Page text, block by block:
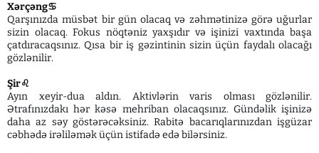
Xərçəng♋️
Qarşınızda müsbət bir gün olacaq və zəhmətinizə görə uğurlar
sizin olacaq. Fokus nöqtəniz yaxşıdır və işinizi vaxtında başa
çatdıracaqsınız. Qısa bir iş gəzintinin sizin üçün faydalı olacağı
gözlənilir.
Şir♌️
Ayın xeyir-dua aldın. Aktivlərin varis olması gözlənilir.
Ətrafınızdakı hər kəsə mehriban olacaqsınız. Gündəlik işinizə
daha az səy göstərəcəksiniz. Rabitə bacarıqlarınızdan işgüzar
cəbhədə irəliləmək üçün istifadə edə bilərsiniz.